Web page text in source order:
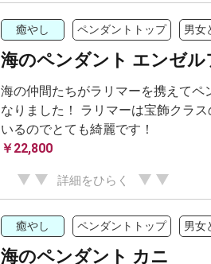
癒やし ペンダントトップ 男女
海のペンダント エンゼ
海の仲間たちがラリマーを携えてペ
なりました！ ラリマーは宝飾クラ
いるのでとても綺麗です！
￥22,800
詳細をひらく
癒やし ペンダントトップ 男女
海のペンダント カニ